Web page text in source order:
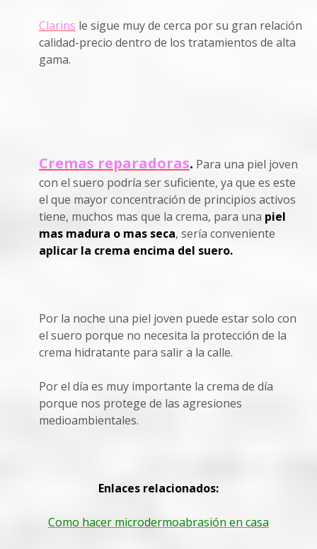
Clarins le sigue muy de cerca por su gran relación
calidad-precio dentro de los tratamientos de alta
gama.
Cremas reparadoras. Para una piel joven
con el suero podría ser suficiente, ya que es este
el que mayor concentración de principios activos
tiene, muchos mas que la crema, para una piel
mas madura o mas seca, sería conveniente
aplicar la crema encima del suero.
Por la noche una piel joven puede estar solo con
el suero porque no necesita la protección de la
crema hidratante para salir a la calle.
Por el día es muy importante la crema de día
porque nos protege de las agresiones
medioambientales.
Enlaces relacionados:
Como hacer microdermoabrasión en casa